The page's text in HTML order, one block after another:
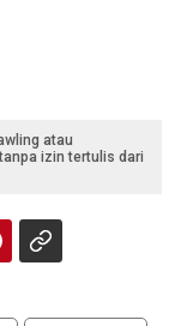
atau
izin tertulis dari